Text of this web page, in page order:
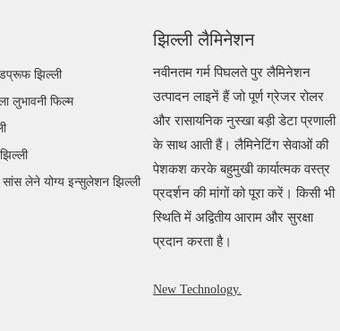
झिल्ली
लुभावनी फिल्म
लेने योग्य इन्सुलेशन झिल्ली
झिल्ली लैमिनेशन
नवीनतम गर्म पिघलते पुर लैमिनेशन
उत्पादन लाइनें हैं जो पूर्ण ग्रेजर रोलर
और रासायनिक नुस्खा बड़ी डेटा प्रणाली
के साथ आती हैं। लैमिनेटिंग सेवाओं की
पेशकश करके बहुमुखी कार्यात्मक वस्त्र
प्रदर्शन की मांगों को पूरा करें। किसी भी
स्थिति में अद्वितीय आराम और सुरक्षा
प्रदान करता है।
New Technology.